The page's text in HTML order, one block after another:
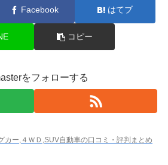
Facebook はてブ
コピー
をフォローする
カー,４ＷＤ,SUV自動車の口コミ・評判まとめ